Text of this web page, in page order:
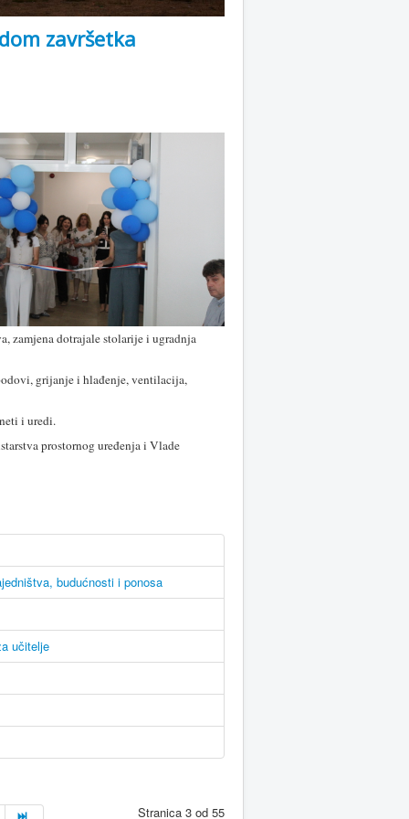
završetka
zamjena dotrajale stolarije i ugradnja
grijanje i hlađenje, ventilacija,
i uredi.
prostornog uređenja i Vlade
budućnosti i ponosa
učitelje
Stranica 3 od 55